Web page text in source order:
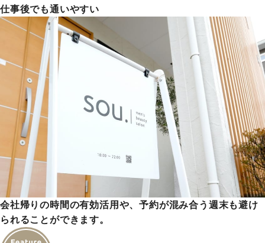
仕事後でも通いやすい
会社帰りの時間の有効活用や、予約が混み合う週末も避け
られることができます。